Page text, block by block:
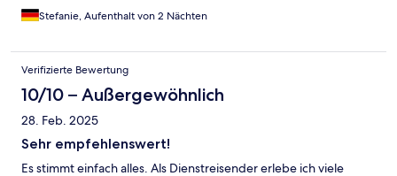
Stefanie, Aufenthalt von 2 Nächten
Verifizierte Bewertung
10/10 – Außergewöhnlich
28. Feb. 2025
Sehr empfehlenswert!
Es stimmt einfach alles. Als Dienstreisender erlebe ich viele